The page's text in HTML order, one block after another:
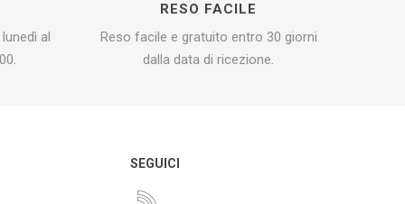
al
RESO FACILE
Reso facile e gratuito entro 30 giorni
dalla data di ricezione.
SEGUICI